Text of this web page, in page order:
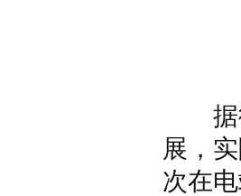
据徐
展，
次在